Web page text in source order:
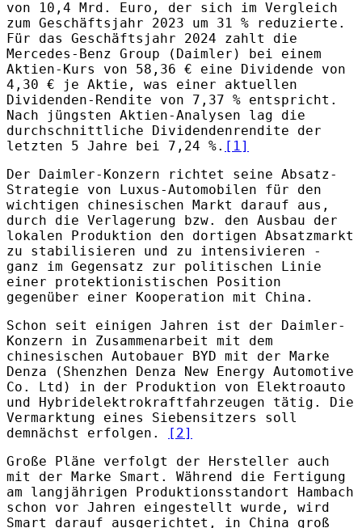
von 10,4 Mrd. Euro, der sich im Vergleich
zum Geschäftsjahr 2023 um 31 % reduzierte.
Für das Geschäftsjahr 2024 zahlt die
Mercedes-Benz Group (Daimler) bei einem
Aktien-Kurs von 58,36 € eine Dividende von
4,30 € je Aktie, was einer aktuellen
Dividenden-Rendite von 7,37 % entspricht.
Nach jüngsten Aktien-Analysen lag die
durchschnittliche Dividendenrendite der
letzten 5 Jahre bei 7,24 %. [1]
Der Daimler-Konzern richtet seine Absatz-
Strategie von Luxus-Automobilen für den
wichtigen chinesischen Markt darauf aus,
durch die Verlagerung bzw. den Ausbau der
lokalen Produktion den dortigen Absatzmarkt
zu stabilisieren und zu intensivieren -
ganz im Gegensatz zur politischen Linie
einer protektionistischen Position
gegenüber einer Kooperation mit China.
Schon seit einigen Jahren ist der Daimler-
Konzern in Zusammenarbeit mit dem
chinesischen Autobauer BYD mit der Marke
Denza (Shenzhen Denza New Energy Automotive
Co. Ltd) in der Produktion von Elektroauto
und Hybridelektrokraftfahrzeugen tätig. Die
Vermarktung eines Siebensitzers soll
demnächst erfolgen.
[2]
Große Pläne verfolgt der Hersteller auch
mit der Marke Smart. Während die Fertigung
am langjährigen Produktionsstandort Hambach
schon vor Jahren eingestellt wurde, wird
Smart darauf ausgerichtet, in China groß